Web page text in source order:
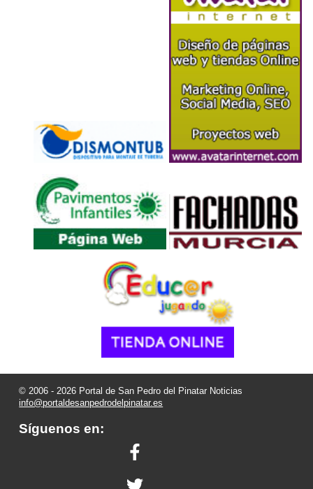
© 2006 - 2026 Portal de San Pedro del Pinatar Noticias
info@portaldesanpedrodelpinatar.es
Síguenos en: